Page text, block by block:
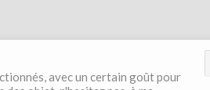
avec un certain goût pour